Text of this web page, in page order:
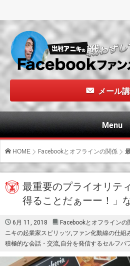
メール
Menu
HOME Facebookとオフラインの関係
最重要のプライオリテ
得ることだぁーー！」
6月 11, 2018 Facebookとオフラインの
ニキの起業家スピリッツ,ファン化動線の仕組
積極的な会話・交流,自分を発信するセルフパ